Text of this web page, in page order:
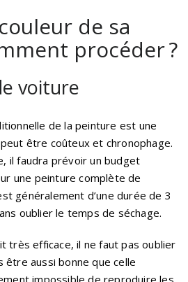
de sa
procéder ?
voiture
de la peinture est une
être coûteux et chronophage.
il faudra prévoir un budget
une peinture complète de
généralement d’une durée de 3
oublier le temps de séchage.
très efficace, il ne faut pas oublier
être aussi bonne que celle